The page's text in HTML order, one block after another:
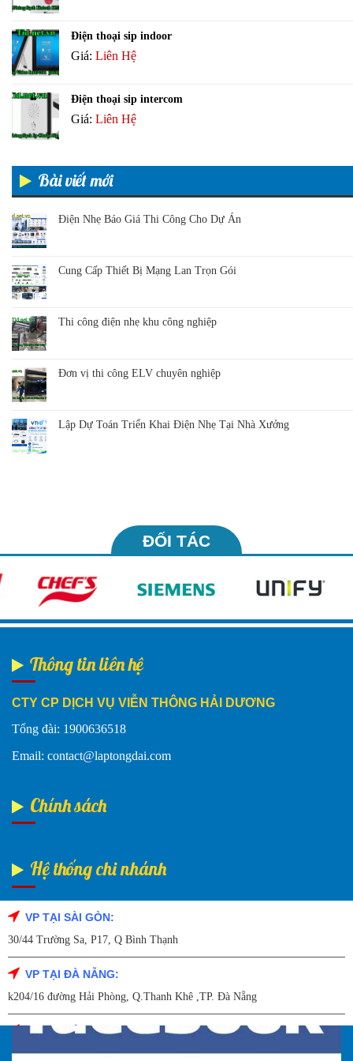
Điện thoại sip indoor
Giá: Liên Hệ
Điện thoại sip intercom
Giá: Liên Hệ
Bài viết mới
Điện Nhẹ Báo Giá Thi Công Cho Dự Án
Cung Cấp Thiết Bị Mạng Lan Trọn Gói
Thi công điện nhẹ khu công nghiệp
Đơn vị thi công ELV chuyên nghiệp
Lập Dự Toán Triển Khai Điện Nhẹ Tại Nhà Xưởng
ĐỐI TÁC
Thông tin liên hệ
CTY CP DỊCH VỤ VIỄN THÔNG HẢI DƯƠNG
Tổng đài: 1900636518
Email: contact@laptongdai.com
Chính sách
Hệ thống chi nhánh
VP TẠI SÀI GÒN:
30/44 Trường Sa, P17, Q Bình Thạnh
VP TẠI ĐÀ NẴNG:
k204/16 đường Hải Phòng, Q.Thanh Khê ,TP. Đà Nẵng
VP TẠI HẢI DƯƠNG:
Số 9/14 – P.Tứ Thông – TP Hải Dương
Fanpage Facebook